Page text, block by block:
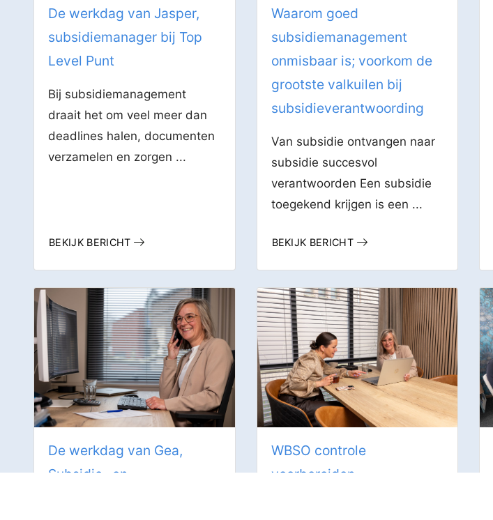
De werkdag van Jasper,
subsidiemanager bij Top
Level Punt
Bij subsidiemanagement
draait het om veel meer dan
deadlines halen, documenten
verzamelen en zorgen ...
BEKIJK BERICHT
Waarom goed
subsidiemanagement
onmisbaar is; voorkom de
grootste valkuilen bij
subsidieverantwoording
Van subsidie ontvangen naar
subsidie succesvol
verantwoorden Een subsidie
toegekend krijgen is een ...
BEKIJK BERICHT
De werkdag van Gea,
Subsidie- en
WBSO controle
voorbereiden